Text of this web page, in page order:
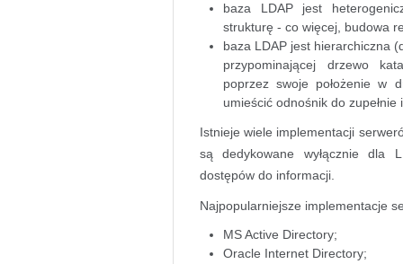
baza LDAP jest
strukturę - co więcej, budowa
baza LDAP jest hierarchiczna
przypominającej drzewo
poprzez swoje położenie w
umieścić odnośnik do
Istnieje wiele implementacji
są dedykowane wyłącznie dla
dostępów do informacji.
Najpopularniejsze implementacje
MS Active Directory;
Oracle Internet Directory;